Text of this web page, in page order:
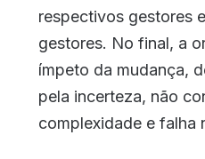
respectivos gestores
gestores. No final, a
ímpeto da mudança,
pela incerteza, não
complexidade e falha